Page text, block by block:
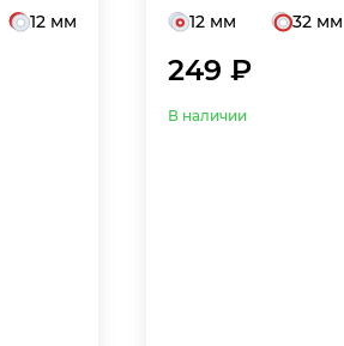
12 мм 12 мм 32 мм
249 ₽
В наличии